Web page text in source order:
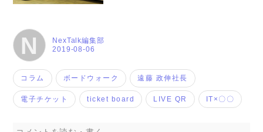
N 2019-08-06
NexTalk編集部
コラム ボードウォーク 遠藤 政伸社長
電子チケット ticket board LIVE QR IT×〇〇